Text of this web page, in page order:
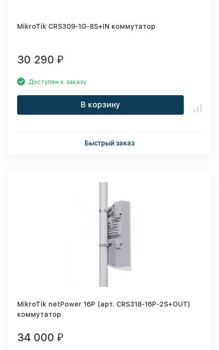
MikroTik CRS309-1G-8S+IN коммутатор
30 290 ₽
Доступен к заказу
В корзину
Быстрый заказ
MikroTik netPower 16P (арт. CRS318-16P-2S+OUT)
коммутатор
34 000 ₽